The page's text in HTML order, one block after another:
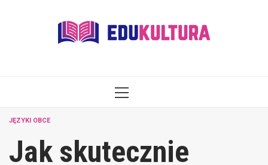
PRIMARY
JĘZYKI OBCE
Jak skutecznie